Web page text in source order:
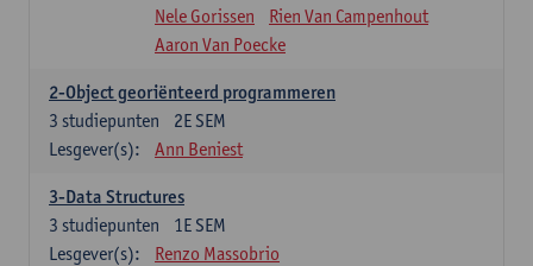
Nele Gorissen
Rien Van Campenhout
Aaron Van Poecke
2-Object georiënteerd programmeren
2E SEM
3 studiepunten
Lesgever(s):
Ann Beniest
3-Data Structures
1E SEM
3 studiepunten
Lesgever(s):
Renzo Massobrio